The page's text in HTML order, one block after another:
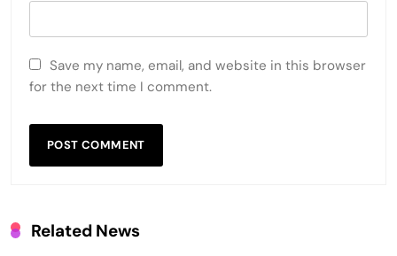
Save my name, email, and website in this browser
for the next time I comment.
Related News